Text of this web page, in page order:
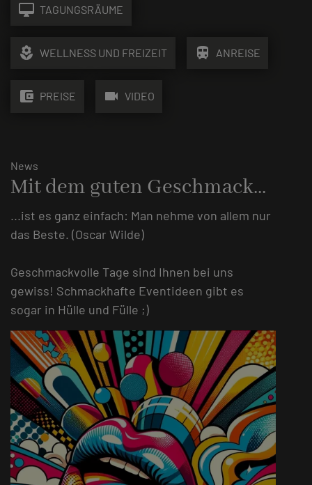
desktop_mac TAGUNGSRÄUME
local_florist WELLNESS UND FREIZEIT train ANREISE
account_balance_wallet PREISE videocam VIDEO
News
Mit dem guten Geschmack...
...ist es ganz einfach: Man nehme von allem nur
das Beste. (Oscar Wilde)
Geschmackvolle Tage sind Ihnen bei uns
gewiss! Schmackhafte Eventideen gibt es
sogar in Hülle und Fülle ;)